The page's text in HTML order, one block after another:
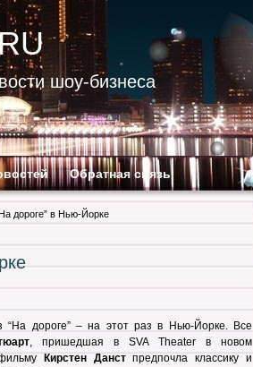
шоу-бизнеса
Обратная связь
дороге” в Нью-Йорке
“На дороге” – на этот раз в Нью-Йорке. Все
, пришедшая в SVA Theater в новом
Кирстен Данстпредпочла классику и